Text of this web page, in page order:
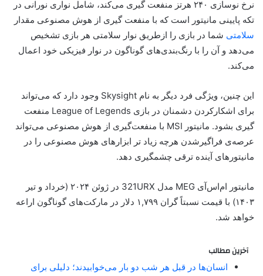
نرخ نوسازی ۲۴۰ هرتز منفعت گیری می‌کند، شامل نواری نورانی در
تکه پایینی مانیتور است که با منفعت گیری از هوش مصنوعی مقدار
سلامتی شما در بازی را ازطریق نوار سلامتی هر بازی تشخیص
می‌دهد و آن را با رنگ‌بندی‌های گوناگون در نوار فیزیکی خود اعمال
می‌کند.
این چنین، ویژگی فرد دیگر به‌ نام Skysight وجود دارد که می‌تواند
برای اشکار‌کردن دشمنان در بازی League of Legends منفعت
گیری بشود. مانیتور MSI با منفعت‌گیری از هوش مصنوعی می‌تواند
عرصه‌ی فراگیرشدن هرچه زیاد تر ابزارهای هوش مصنوعی را در
مانیتور‌های آینده ترقی چشمگیری دهد.
مانیتور ام‌اس‌آی MEG مدل 321URX در ژوئن ۲۰۲۴ (خرداد و تیر
۱۴۰۳) با قیمت نسبتاً گران ۱,۷۹۹ دلار در مارکت‌های گوناگون اراعه
خواهد شد.
آخرین مطالب
انسان‌ها در قبل هر شب دو بار می‌خوابیدند؛ دلیلی برای